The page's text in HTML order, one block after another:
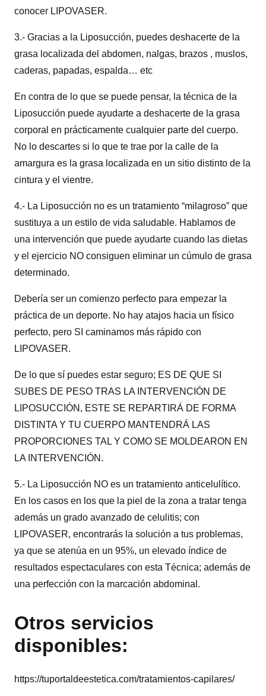
conocer LIPOVASER.
3.- Gracias a la Liposucción, puedes deshacerte de la
grasa localizada del abdomen, nalgas, brazos , muslos,
caderas, papadas, espalda… etc
En contra de lo que se puede pensar, la técnica de la
Liposucción puede ayudarte a deshacerte de la grasa
corporal en prácticamente cualquier parte del cuerpo.
No lo descartes si lo que te trae por la calle de la
amargura es la grasa localizada en un sitio distinto de la
cintura y el vientre.
4.- La Liposucción no es un tratamiento “milagroso” que
sustituya a un estilo de vida saludable. Hablamos de
una intervención que puede ayudarte cuando las dietas
y el ejercicio NO consiguen eliminar un cúmulo de grasa
determinado.
Debería ser un comienzo perfecto para empezar la
práctica de un deporte. No hay atajos hacia un físico
perfecto, pero SI caminamos más rápido con
LIPOVASER.
De lo que sí puedes estar seguro; ES DE QUE SI
SUBES DE PESO TRAS LA INTERVENCIÓN DE
LIPOSUCCIÓN, ESTE SE REPARTIRÁ DE FORMA
DISTINTA Y TU CUERPO MANTENDRÁ LAS
PROPORCIONES TAL Y COMO SE MOLDEARON EN
LA INTERVENCIÓN.
5.- La Liposucción NO es un tratamiento anticelulítico.
En los casos en los que la piel de la zona a tratar tenga
además un grado avanzado de celulitis; con
LIPOVASER, encontrarás la solución a tus problemas,
ya que se atenúa en un 95%, un elevado índice de
resultados espectaculares con esta Técnica; además de
una perfección con la marcación abdominal.
Otros servicios
disponibles:
https://tuportaldeestetica.com/tratamientos-capilares/